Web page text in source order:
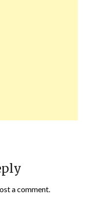
a comment.